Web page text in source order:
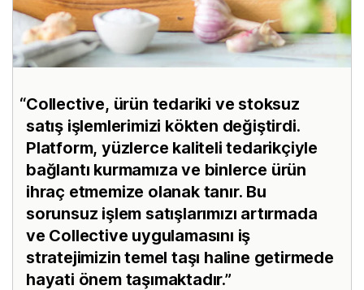
Collective, ürün tedariki ve stoksuz
satış işlemlerimizi kökten değiştirdi.
Platform, yüzlerce kaliteli tedarikçiyle
bağlantı kurmamıza ve binlerce ürün
ihraç etmemize olanak tanır. Bu
sorunsuz işlem satışlarımızı artırmada
ve Collective uygulamasını iş
stratejimizin temel taşı haline getirmede
hayati önem taşımaktadır.